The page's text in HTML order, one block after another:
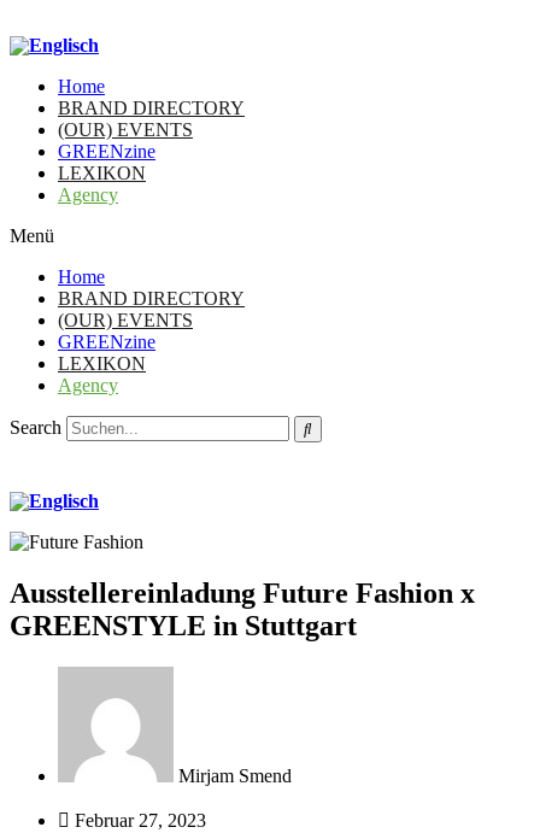
Home
BRAND DIRECTORY
(OUR) EVENTS
GREENzine
LEXIKON
Agency
Menü
Home
BRAND DIRECTORY
(OUR) EVENTS
GREENzine
LEXIKON
Agency
Search
Ausstellereinladung Future Fashion x
GREENSTYLE in Stuttgart
Mirjam Smend
Februar 27, 2023